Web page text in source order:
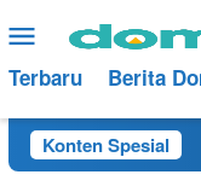
ke
konten
Menu
Mobile
Terbaru Berita
Konten Spesial
2025